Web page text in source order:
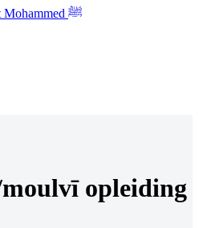
Biografie van de profeet Mohammed ﷺ
opleiding